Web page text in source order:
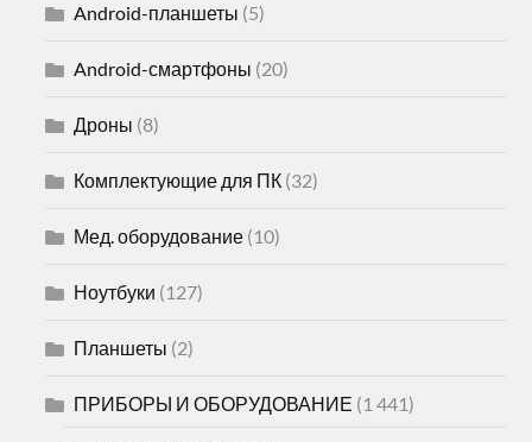
Android-планшеты (5)
Android-смартфоны (20)
Дроны (8)
Комплектующие для ПК (32)
Мед. оборудование (10)
Ноутбуки (127)
Планшеты (2)
ПРИБОРЫ И ОБОРУДОВАНИЕ (1 441)